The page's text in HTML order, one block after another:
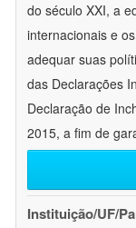
do século XXI, a
internacionais e
adequar suas
das Declarações
Declaração de
2015, a fim de
Instituição/UF/